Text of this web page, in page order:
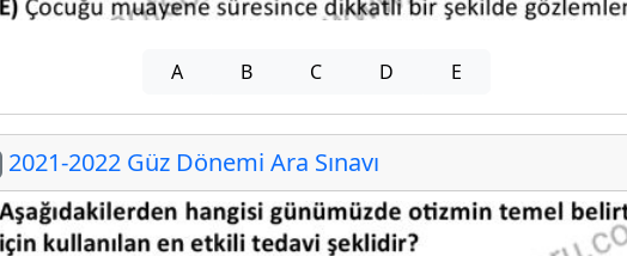
A B C D E
2021-2022 Güz Dönemi Ara Sınavı